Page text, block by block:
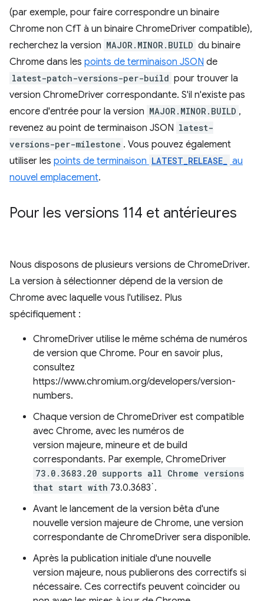
(par exemple, pour faire correspondre un binaire
Chrome non CfT à un binaire ChromeDriver compatible),
recherchez la version MAJOR.MINOR.BUILD du binaire
Chrome dans les points de terminaison JSON de
latest-patch-versions-per-build pour trouver la
version ChromeDriver correspondante. S'il n'existe pas
encore d'entrée pour la version MAJOR.MINOR.BUILD ,
revenez au point de terminaison JSON latest-
versions-per-milestone . Vous pouvez également
utiliser les points de terminaison LATEST_RELEASE_ au
nouvel emplacement.
Pour les versions 114 et antérieures
Nous disposons de plusieurs versions de ChromeDriver.
La version à sélectionner dépend de la version de
Chrome avec laquelle vous l'utilisez. Plus
spécifiquement :
ChromeDriver utilise le même schéma de numéros
de version que Chrome. Pour en savoir plus,
consultez
https://www.chromium.org/developers/version-
numbers.
Chaque version de ChromeDriver est compatible
avec Chrome, avec les numéros de
version majeure, mineure et de build
correspondants. Par exemple, ChromeDriver
73.0.3683.20 supports all Chrome versions
that start with 73.0.3683`.
Avant le lancement de la version bêta d'une
nouvelle version majeure de Chrome, une version
correspondante de ChromeDriver sera disponible.
Après la publication initiale d'une nouvelle
version majeure, nous publierons des correctifs si
nécessaire. Ces correctifs peuvent coïncider ou